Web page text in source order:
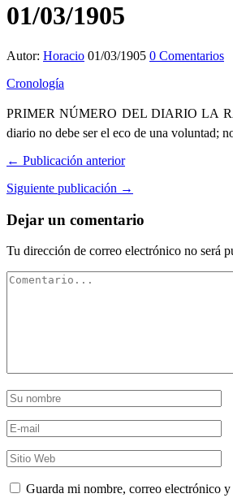
01/03/1905
Autor: Horacio 01/03/1905 0 Comentarios
Cronología
PRIMER NÚMERO DEL DIARIO LA
diario no debe ser el eco de una voluntad;
← Publicación anterior
Siguiente publicación →
Dejar un comentario
Tu dirección de correo electrónico no será
Guarda mi nombre, correo electrónico